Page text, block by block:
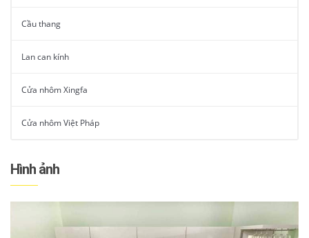
Cầu thang
Lan can kính
Cửa nhôm Xingfa
Cửa nhôm Việt Pháp
Hình ảnh